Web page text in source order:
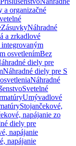
a organizačné
ZásuvkyNáhradné
a zrkadlové
integrovaným
osvetlenímBez
diely pre
Náhradné diely pre S
Náhradné
Svetelné
Umývadlové
Stojančekové,
napájanie zo
diely pre
napájanie
napájanie